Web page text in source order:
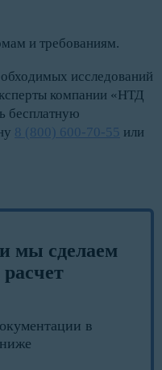
и требованиям.
исследований
компании «НТД
бесплатную
8 (800) 600-70-55 или
мы сделаем
в